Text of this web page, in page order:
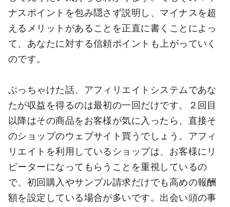
ナスポイントを包み隠さず説明し、マイナスを超
えるメリットがあることを正直に書くことによっ
て、あなたに対する信頼ポイントも上がっていく
のです。
ぶっちゃけた話、アフィリエイトシステムであな
たが収益を得るのは最初の一回だけです。２回目
以降はその商品をお客様が気に入ったら、直接そ
のショップのウェブサイト買うでしょう。アフィ
リエイトを利用しているショップは、お客様にリ
ピーターになってもらうことを重視しているの
で、初回購入やサンプル請求だけでも高めの報酬
額を設定している場合が多いです。出会い頭の事